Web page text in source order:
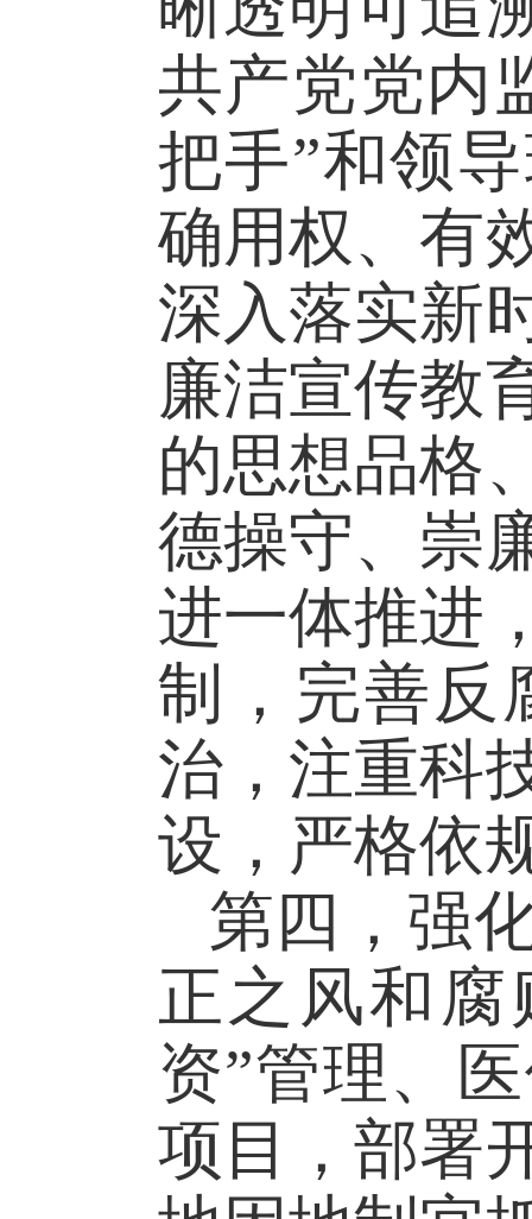
共产党党内
把手”和领
确用权、有
深入落实新
廉洁宣传教
的思想品格
德操守、崇
进一体推进
制，完善反
治，注重科
设，严格依
第四，强
正之风和
资”管理、
项目，部署